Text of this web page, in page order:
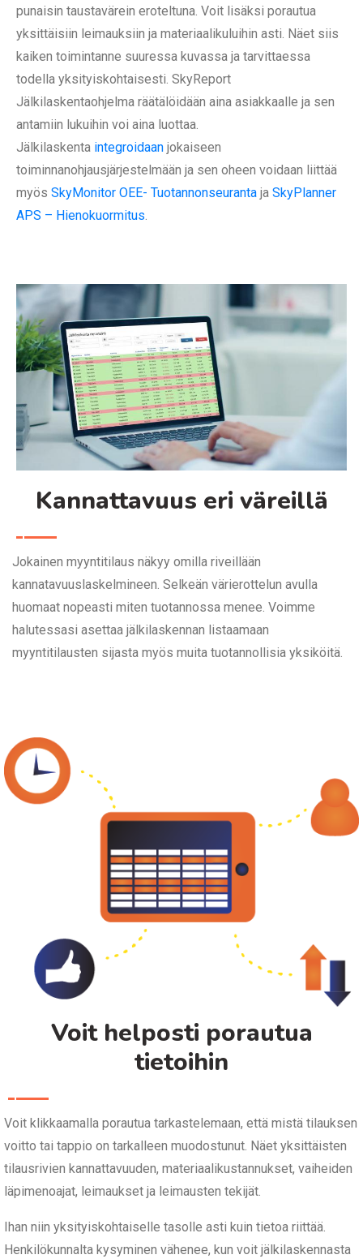
punaisin taustavärein eroteltuna. Voit lisäksi porautua
yksittäisiin leimauksiin ja materiaalikuluihin asti. Näet siis
kaiken toimintanne suuressa kuvassa ja tarvittaessa
todella yksityiskohtaisesti. SkyReport
Jälkilaskentaohjelma räätälöidään aina asiakkaalle ja sen
antamiin lukuihin voi aina luottaa.
Jälkilaskenta integroidaan jokaiseen
toiminnanohjausjärjestelmään ja sen oheen voidaan liittää
myös SkyMonitor OEE- Tuotannonseuranta ja SkyPlanner
APS – Hienokuormitus.
Kannattavuus eri väreillä
Jokainen myyntitilaus näkyy omilla riveillään
kannatavuuslaskelmineen. Selkeän värierottelun avulla
huomaat nopeasti miten tuotannossa menee. Voimme
halutessasi asettaa jälkilaskennan listaamaan
myyntitilausten sijasta myös muita tuotannollisia yksiköitä.
Voit helposti porautua
tietoihin
Voit klikkaamalla porautua tarkastelemaan, että mistä tilauksen
voitto tai tappio on tarkalleen muodostunut. Näet yksittäisten
tilausrivien kannattavuuden, materiaalikustannukset, vaiheiden
läpimenoajat, leimaukset ja leimausten tekijät.
Ihan niin yksityiskohtaiselle tasolle asti kuin tietoa riittää.
Henkilökunnalta kysyminen vähenee, kun voit jälkilaskennasta